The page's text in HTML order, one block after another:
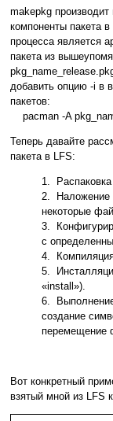
makepkg
компоненты пакета
процесса является
пакета из
добавить опцию -i в
пакетов:
pacman -A
Теперь давайте
пакета в LFS:
1.
2. Наложение
некоторые
3.
с
4.
5.
«install»).
6.
создание
перемещение
Вот конкретный
взятый мной из LFS